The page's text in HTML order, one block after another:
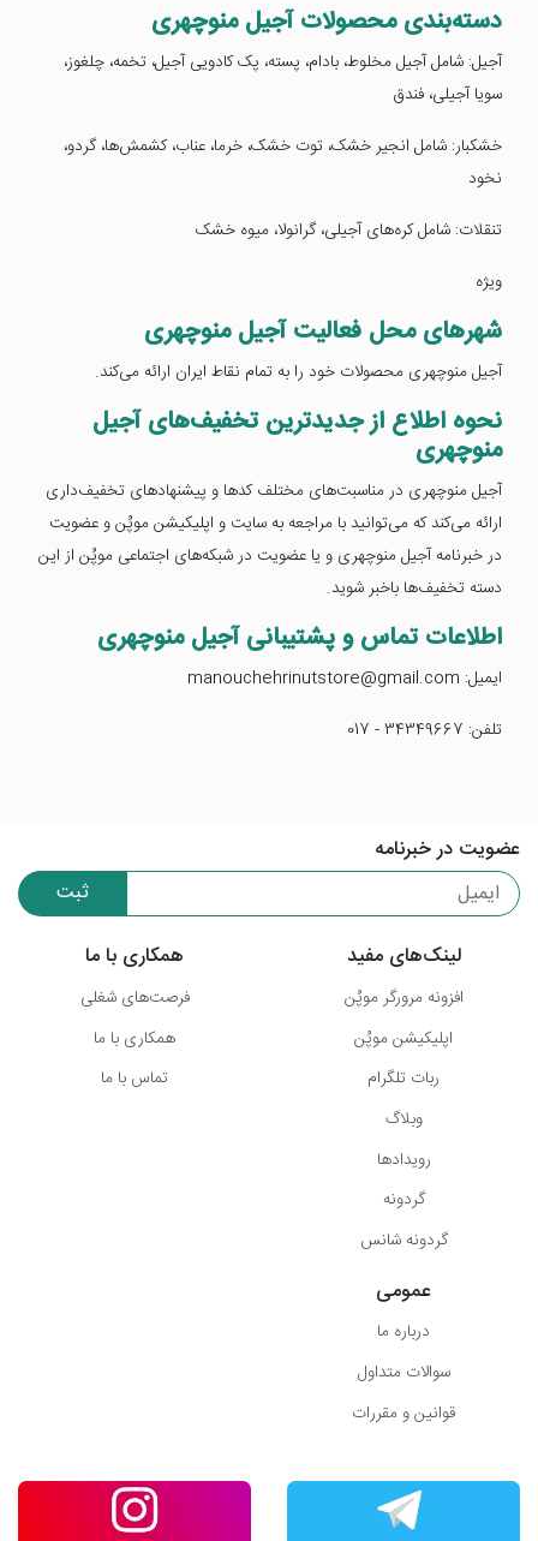
دسته‌بندی محصولات آجیل منوچهری
آجیل: شامل آجیل مخلوط، بادام، پسته، پک کادویی آجیل، تخمه، چلغوز،
سویا آجیلی، فندق
خشکبار: شامل انجیر خشک، توت خشک، خرما، عناب، کشمش‌ها، گردو،
نخود
تنقلات: شامل کره‌های آجیلی، گرانولا، میوه خشک
ویژه
شهرهای محل فعالیت آجیل منوچهری
آجیل منوچهری محصولات خود را به تمام نقاط ایران ارائه می‌کند.
نحوه اطلاع از جدیدترین تخفیف‌های آجیل
منوچهری
آجیل منوچهری در مناسبت‌های مختلف کدها و پیشنهادهای تخفیف‌داری
ارائه می‌کند که می‌توانید با مراجعه به سایت و اپلیکیشن موپُن و عضویت
در خبرنامه آجیل منوچهری و یا عضویت در شبکه‌های اجتماعی موپُن از این
دسته تخفیف‌ها باخبر شوید.
اطلاعات تماس و پشتیبانی آجیل منوچهری
ایمیل: manouchehrinutstore@gmail.com
تلفن: 34349667 - 017
عضویت در خبرنامه
ثبت
لینک‌های مفید
افزونه مرورگر موپُن
اپلیکیشن موپُن
ربات تلگرام
وبلاگ
رویدادها
گردونه
گردونه شانس
همکاری با ما
فرصت‌های شغلی
همکاری با ما
تماس با ما
عمومی
درباره ما
سوالات متداول
قوانین و مقررات